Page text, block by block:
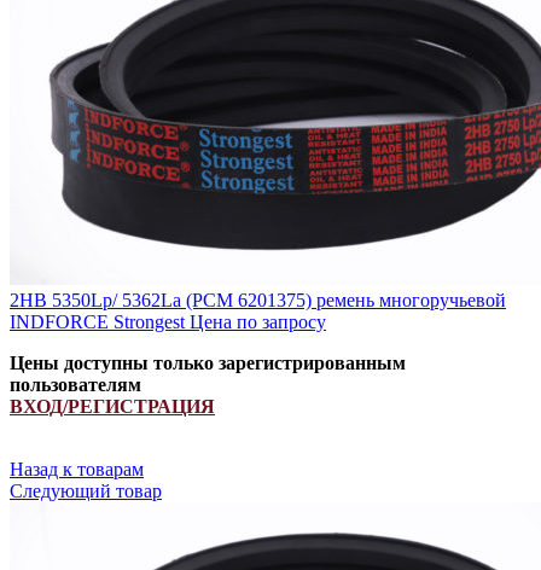
2HB 5350Lp/ 5362La (PCM 6201375) ремень многоручьевой
INDFORCE Strongest Цена по запросу
Цены доступны только зарегистрированным
пользователям
ВХОД/РЕГИСТРАЦИЯ
Назад к товарам
Следующий товар